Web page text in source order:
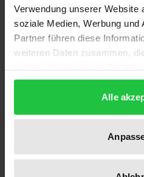
Verwendung unserer Website
soziale Medien, Werbung und
Partner führen diese
weiteren Daten zusammen,
gesammelt haben.
Alle
Wettbewerbsrechts einen
leisten, einen Ausgleich
Konstitutionsprinzipien
wie etwa dem
der einheitlichen
diesem Hintergrund
– das Spürbarkeitskriterium